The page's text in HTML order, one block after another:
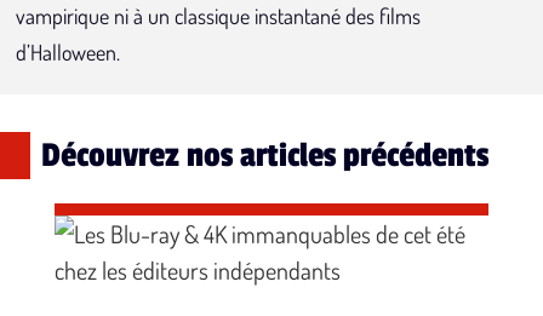
vampirique ni à un classique instantané des films
d’Halloween.
Découvrez nos articles précédents